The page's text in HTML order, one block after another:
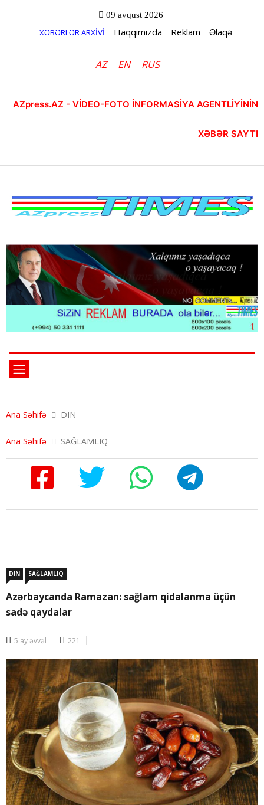
09 avqust 2026
XƏBƏRLƏR ARXİVİ Haqqımızda Reklam Əlaqə
AZ EN RUS
AZpress.AZ - VİDEO-FOTO İNFORMASİYA AGENTLİYİNİN
XƏBƏR SAYTI
Ana Səhifə DIN
Ana Səhifə SAĞLAMLIQ
DIN SAĞLAMLIQ
Azərbaycanda Ramazan: sağlam qidalanma üçün
sadə qaydalar
5 ay əvvəl 221